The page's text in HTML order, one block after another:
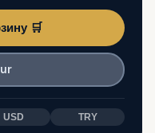
🛒
USD TRY